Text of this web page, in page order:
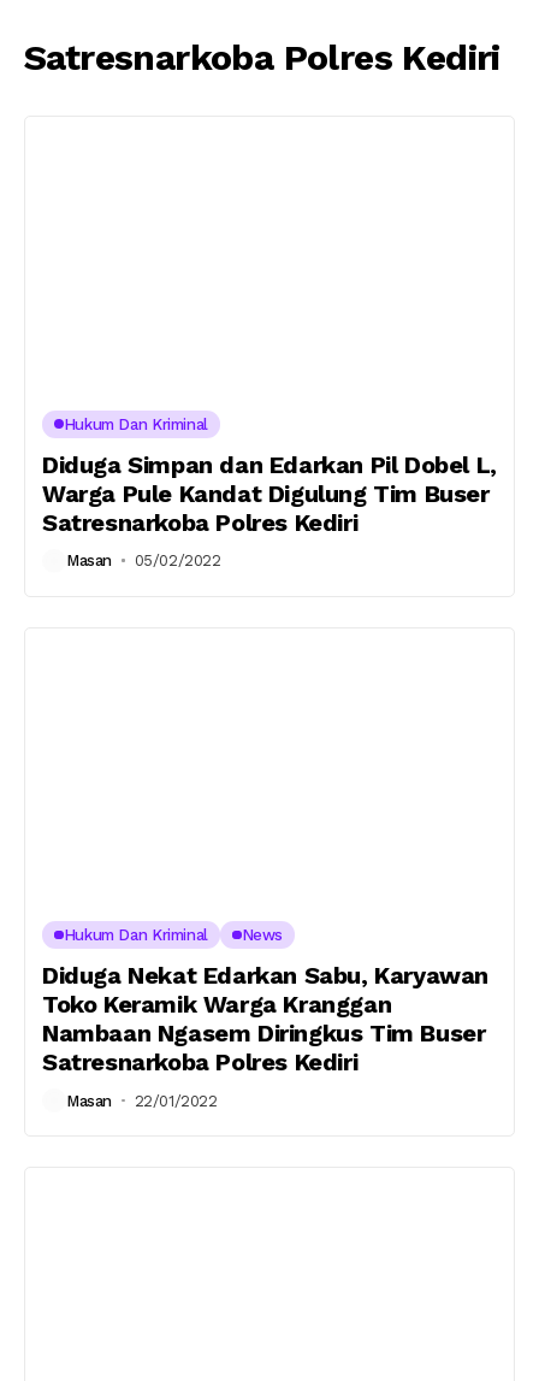
Satresnarkoba Polres Kediri
Hukum Dan Kriminal
Diduga Simpan dan Edarkan Pil Dobel L,
Warga Pule Kandat Digulung Tim Buser
Satresnarkoba Polres Kediri
Masan 05/02/2022
Hukum Dan Kriminal News
Diduga Nekat Edarkan Sabu, Karyawan
Toko Keramik Warga Kranggan
Nambaan Ngasem Diringkus Tim Buser
Satresnarkoba Polres Kediri
Masan 22/01/2022